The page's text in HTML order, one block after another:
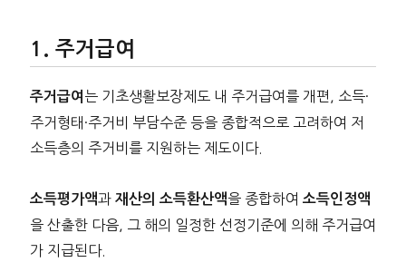
주거급여
주거급여 는 기초생활보장제도 내 주거급여를 개편, 소득·
주거형태·주거비 부담수준 등을 종합적으로 고려하여 저
소득층의 주거비를 지원하는 제도이다.
소득평가액과 재산의 소득환산액을 종합하여 소득인정액
을 산출한 다음, 그 해의 일정한 선정기준에 의해 주거급여
가 지급된다.